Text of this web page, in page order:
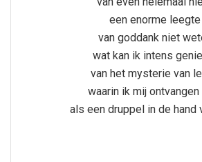
een enorme leegte
van goddank niet
wat kan ik intens
van het mysterie van
waarin ik mij
als een druppel in de hand